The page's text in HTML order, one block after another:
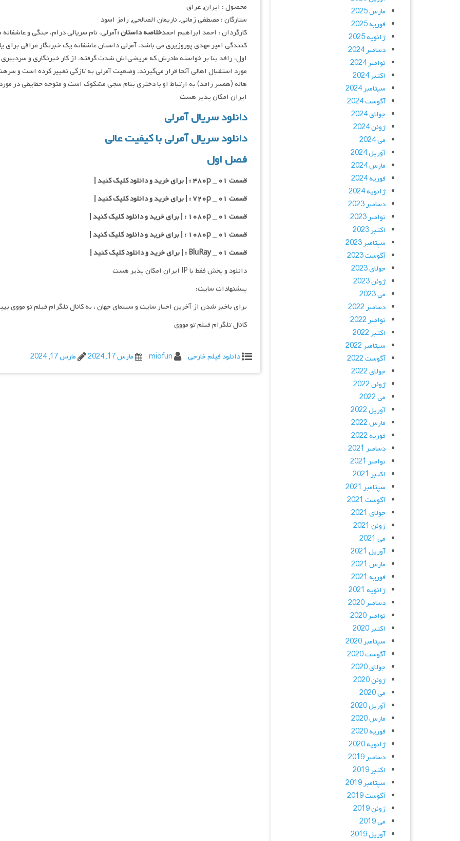
محصول : ایران, عراق
ستارگان : مصطفی زمانی, ناریمان الصالحی, رامز اسود
کارگردان : احمد ابراهیم احمدخلاصه داستان :
کنندگی امیر مهدی پوروزیری می باشد. آمرلی داستان عاشقانه یک خبرنگار عراقی
اول، رافد بنا بر خواسته مادرش که مریضی‌اش شدت گرفته، از کار خبرنگاری و
مورد استقبال اهالی آنجا قرار می‌گیرند. وضعیت آمرلی به تازگی تغییر کرده است و
ایران امکان پذیر هست
دانلود سریال آمرلی
دانلود سریال آمرلی با کیفیت عالی
فصل اول
قسمت ۰۱ _ ۴۸۰p : | برای خرید و دانلود کلیک کنید |
قسمت ۰۱ _ ۷۲۰p : | برای خرید و دانلود کلیک کنید |
قسمت ۰۱ _ ۱۰۸۰p : | برای خرید و دانلود کلیک کنید |
قسمت ۰۱ _ ۱۰۸۰p : | برای خرید و دانلود کلیک کنید |
قسمت ۰۱ _ BluRay : | برای خرید و دانلود کلیک کنید |
دانلود و پخش فقط با IP ایران امکان پذیر هست
پیشنهادات سایت:
برای باخبر شدن از آخرین اخبار سایت و سینمای جهان ، به کانال تلگرام فیلم تو مووی
کانال تلگرام فیلم تو مووی
دانلود فیلم خارجی miofun مارس 17, 2024 مارس 17, 2024
مارس 2025
فوریه 2025
ژانویه 2025
دسامبر 2024
نوامبر 2024
اکتبر 2024
سپتامبر 2024
آگوست 2024
جولای 2024
ژوئن 2024
می 2024
آوریل 2024
مارس 2024
فوریه 2024
ژانویه 2024
دسامبر 2023
نوامبر 2023
اکتبر 2023
سپتامبر 2023
آگوست 2023
جولای 2023
ژوئن 2023
می 2023
دسامبر 2022
نوامبر 2022
اکتبر 2022
سپتامبر 2022
آگوست 2022
جولای 2022
ژوئن 2022
می 2022
آوریل 2022
مارس 2022
فوریه 2022
دسامبر 2021
نوامبر 2021
اکتبر 2021
سپتامبر 2021
آگوست 2021
جولای 2021
ژوئن 2021
می 2021
آوریل 2021
مارس 2021
فوریه 2021
ژانویه 2021
دسامبر 2020
نوامبر 2020
اکتبر 2020
سپتامبر 2020
آگوست 2020
جولای 2020
ژوئن 2020
می 2020
آوریل 2020
مارس 2020
فوریه 2020
ژانویه 2020
دسامبر 2019
اکتبر 2019
سپتامبر 2019
آگوست 2019
ژوئن 2019
می 2019
آوریل 2019